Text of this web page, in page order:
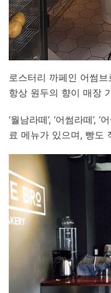
로스터리 까페인 어썸
항상 원두의 향이 매장
‘월남라떼’, ‘어썸라떼’,
료 메뉴가 있으며, 빵도